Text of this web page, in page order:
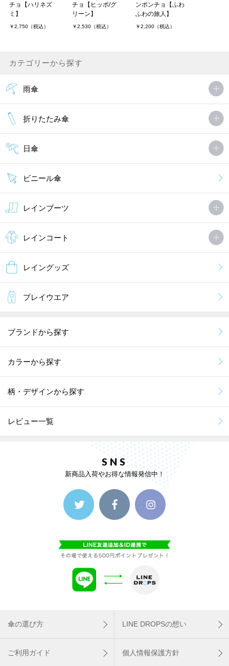
チョ【ハリネズ
ミ】
￥2,750（税込）
チョ【ヒッポ/グ
リーン】
￥2,530（税込）
ンポンチョ【ふわ
ふわの旅人】
￥2,200（税込）
カテゴリーから探す
雨傘
折りたたみ傘
日傘
ビニール傘
レインブーツ
レインコート
レイングッズ
プレイウエア
ブランドから探す
カラーから探す
柄・デザインから探す
レビュー一覧
SNS
新商品入荷やお得な情報発信中！
傘の選び方 LINE DROPSの想い
ご利用ガイド 個人情報保護方針